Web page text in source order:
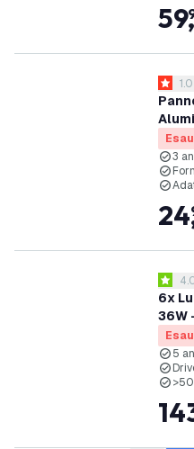
59,
1 1.0
3
24
6x
36W
- 5
4
5